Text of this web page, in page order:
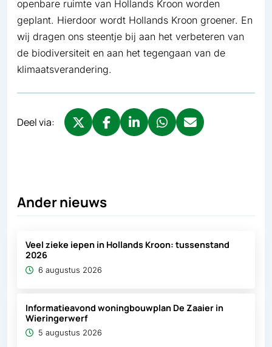
openbare ruimte van Hollands Kroon worden
geplant. Hierdoor wordt Hollands Kroon groener. En
wij dragen ons steentje bij aan het verbeteren van
de biodiversiteit en aan het tegengaan van de
klimaatsverandering.
Deel via:
Ander nieuws
Veel zieke iepen in Hollands Kroon: tussenstand
2026
6 augustus 2026
Informatieavond woningbouwplan De Zaaier in
Wieringerwerf
5 augustus 2026